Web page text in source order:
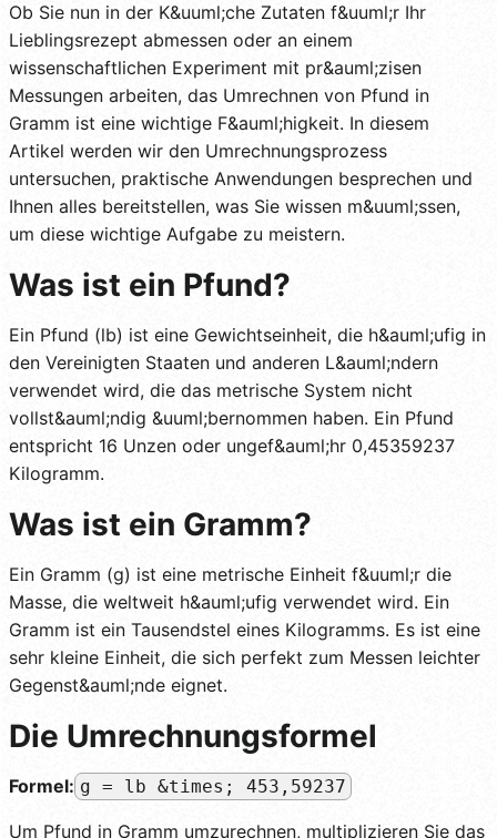
Ob Sie nun in der K&uuml;che Zutaten f&uuml;r Ihr
Lieblingsrezept abmessen oder an einem
wissenschaftlichen Experiment mit pr&auml;zisen
Messungen arbeiten, das Umrechnen von Pfund in
Gramm ist eine wichtige F&auml;higkeit. In diesem
Artikel werden wir den Umrechnungsprozess
untersuchen, praktische Anwendungen besprechen und
Ihnen alles bereitstellen, was Sie wissen m&uuml;ssen,
um diese wichtige Aufgabe zu meistern.
Was ist ein Pfund?
Ein Pfund (lb) ist eine Gewichtseinheit, die h&auml;ufig in
den Vereinigten Staaten und anderen L&auml;ndern
verwendet wird, die das metrische System nicht
vollst&auml;ndig &uuml;bernommen haben. Ein Pfund
entspricht 16 Unzen oder ungef&auml;hr 0,45359237
Kilogramm.
Was ist ein Gramm?
Ein Gramm (g) ist eine metrische Einheit f&uuml;r die
Masse, die weltweit h&auml;ufig verwendet wird. Ein
Gramm ist ein Tausendstel eines Kilogramms. Es ist eine
sehr kleine Einheit, die sich perfekt zum Messen leichter
Gegenst&auml;nde eignet.
Die Umrechnungsformel
Formel: g = lb &times; 453,59237
Um Pfund in Gramm umzurechnen, multiplizieren Sie das